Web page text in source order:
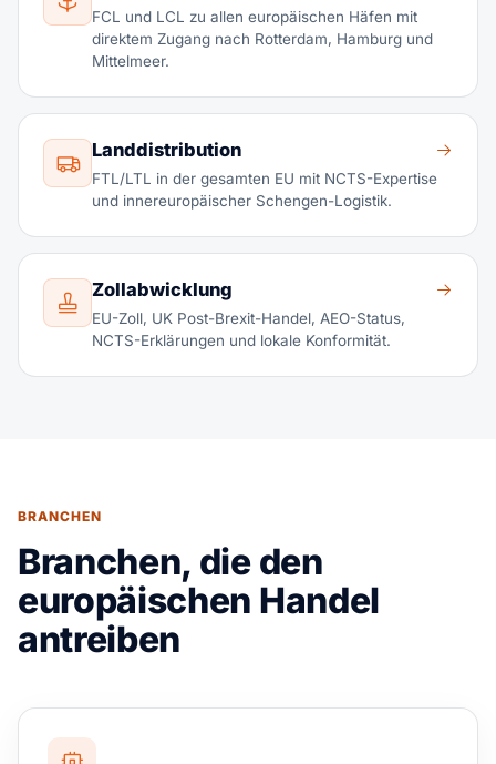
FCL und LCL zu allen europäischen Häfen mit
direktem Zugang nach Rotterdam, Hamburg und
Mittelmeer.
Landdistribution
FTL/LTL in der gesamten EU mit NCTS-Expertise
und innereuropäischer Schengen-Logistik.
Zollabwicklung
EU-Zoll, UK Post-Brexit-Handel, AEO-Status,
NCTS-Erklärungen und lokale Konformität.
BRANCHEN
Branchen, die den
europäischen Handel
antreiben